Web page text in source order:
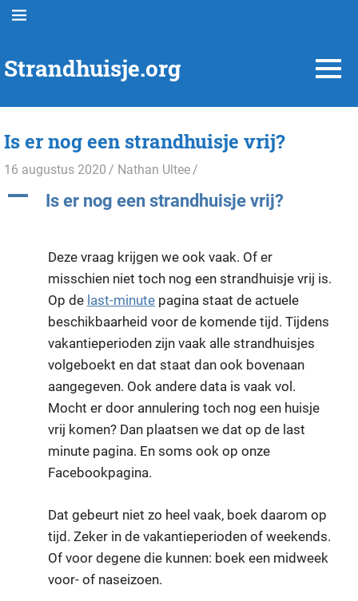
Ga
inhoud
MENU
Strandhuisje.org
Nederland™
MENU
Is er nog een strandhuisje vrij?
16 augustus 2020 Nathan Ultee
A Is er nog een strandhuisje vrij?
Deze vraag krijgen we ook vaak. Of er
misschien niet toch nog een strandhuisje vrij is.
Op de last-minutepagina staat de actuele
beschikbaarheid voor de komende tijd. Tijdens
vakantieperioden zijn vaak alle strandhuisjes
volgeboekt en dat staat dan ook bovenaan
aangegeven. Ook andere data is vaak vol.
Mocht er door annulering toch nog een huisje
vrij komen? Dan plaatsen we dat op de last
minute pagina. En soms ook op onze
Facebookpagina.
Dat gebeurt niet zo heel vaak, boek daarom op
tijd. Zeker in de vakantieperioden of weekends.
Of voor degene die kunnen: boek een midweek
voor- of naseizoen.